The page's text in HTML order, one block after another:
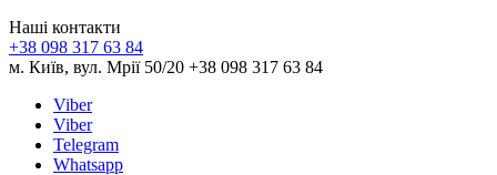
Наші контакти
+38 098 317 63 84
м. Київ, вул. Мрії 50/20 +38 098 317 63 84
Viber
Viber
Telegram
Whatsapp